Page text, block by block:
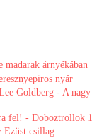
madarak árnyékában
nyár
Goldberg - A nagy
fel! - Doboztrollok 1.
Ezüst csillag